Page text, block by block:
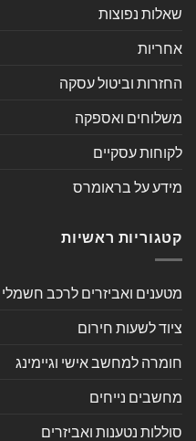
שאלות נפוצות
אחריות
החזרות וביטול עסקה
משלוחים ואספקה
לקוחות עסקיים
מידע על בראומרס
קטגוריות ראשיות
מטענים ואביזרים לרכב חשמלי
ציוד לשעות חירום
חומרה למחשב אישי וגיימינג
מחשבים נייחים
סוללות נטענות ואביזרים